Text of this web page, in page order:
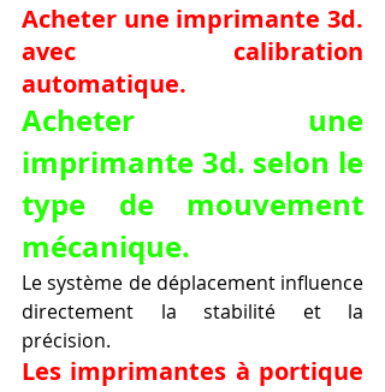
Acheter une imprimante 3d.
avec calibration
automatique.
Acheter une
imprimante 3d. selon le
type de mouvement
mécanique.
Le système de déplacement influence
directement la stabilité et la
précision.
Les imprimantes à portique